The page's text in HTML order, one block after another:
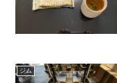
ジム